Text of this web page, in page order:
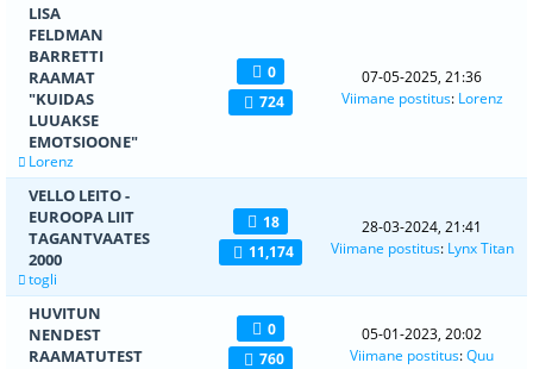
LISA
FELDMAN
BARRETTI
RAAMAT
"KUIDAS
LUUAKSE
EMOTSIOONE"
Lorenz
0
724
07-05-2025, 21:36
Viimane postitus: Lorenz
VELLO LEITO -
EUROOPA LIIT
TAGANTVAATES
2000
togli
18
11,174
28-03-2024, 21:41
Viimane postitus: Lynx Titan
HUVITUN
NENDEST
RAAMATUTEST
0
760
05-01-2023, 20:02
Viimane postitus:Quu